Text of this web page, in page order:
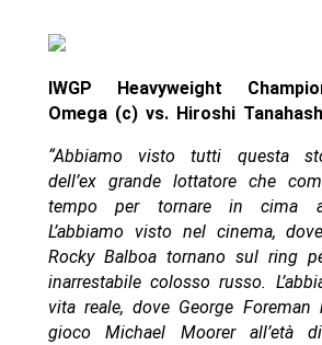
IWGP Heavyweight
Omega (c) vs. Hiroshi
“Abbiamo visto tutti questa
dell’ex grande lottatore che
tempo per tornare in cima
L’abbiamo visto nel cinema,
Rocky Balboa tornano sul ring
inarrestabile colosso russo.
vita reale, dove George
gioco Michael Moorer all’età